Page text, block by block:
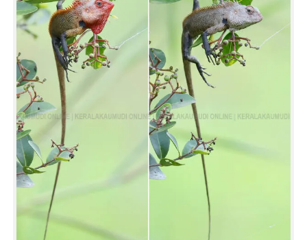
SPIRITUAL
ART
ASTRO
CARTOONS
LITERATURE